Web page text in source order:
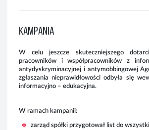
KAMPANIA
W celu jeszcze skuteczniejszego
pracowników i współpracowników z
antydyskryminacyjnej i antymobbingowej
zgłaszania nieprawidłowości odbyła się
informacyjno – edukacyjna.
W ramach kampanii:
zarząd spółki przygotował list do